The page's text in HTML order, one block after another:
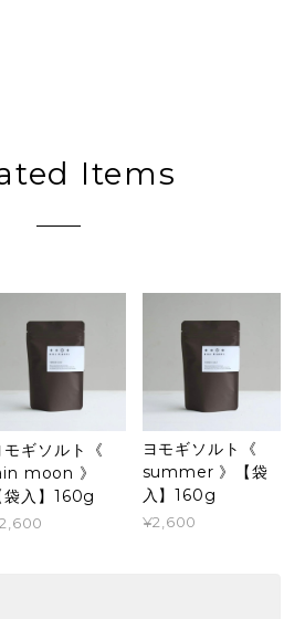
Items
モギソルト《
moon 》
袋入】160g
ヨモギソルト《
summer 》【袋
入】160g
¥2,600